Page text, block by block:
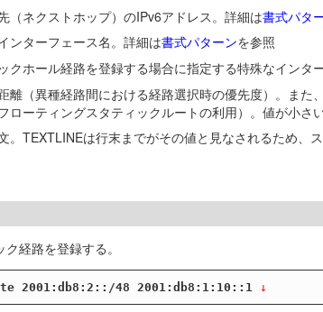
（ネクストホップ）のIPv6アドレス。詳細は書式パタ
ンターフェース名。詳細は書式パターンを参照
クホール経路を登録する場合に指定する特殊なイン
離（異種経路間における経路選択時の優先度）。ま
ローティングスタティックルートの利用）。値が小
。TEXTLINEは行末までがその値と見なされるため、
経路を登録する。
2001:db8:2::/48 2001:db8:1:10::1 ↓